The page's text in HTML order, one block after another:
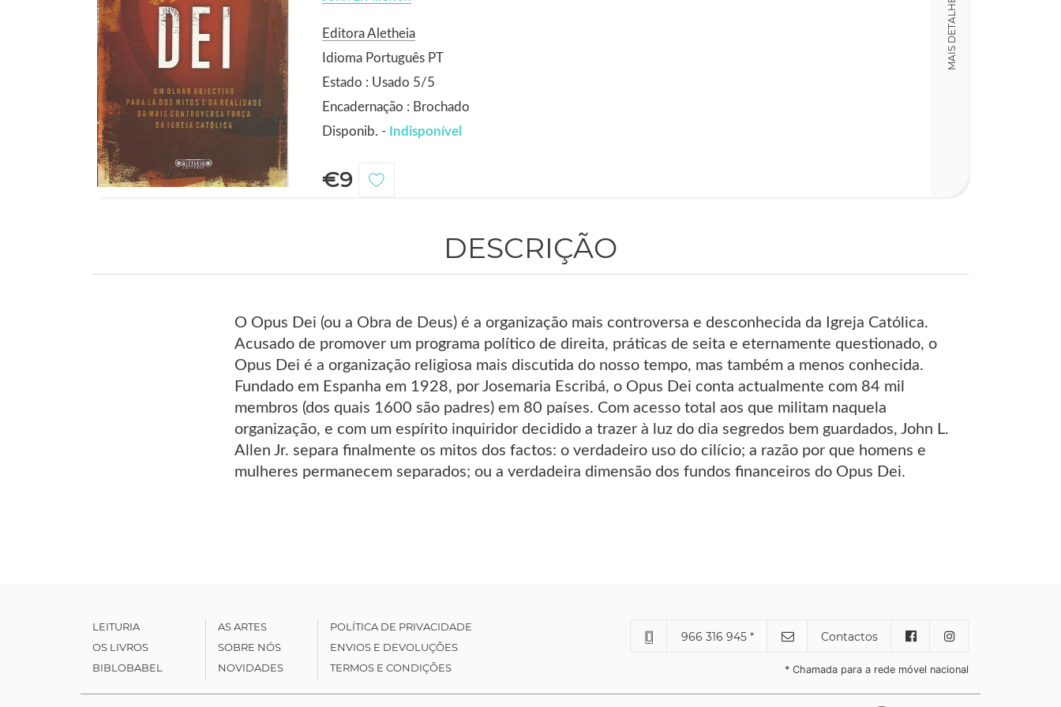
Editora Aletheia
Idioma Português PT
Estado : Usado 5/5
Encadernação : Brochado
Disponib. - Indisponível
€9
MAIS DETALHES
DESCRIÇÃO
O Opus Dei (ou a Obra de Deus) é a organização mais controversa e desconhecida da Igreja Católica.
Acusado de promover um programa político de direita, práticas de seita e eternamente questionado, o
Opus Dei é a organização religiosa mais discutida do nosso tempo, mas também a menos conhecida.
Fundado em Espanha em 1928, por Josemaria Escribá, o Opus Dei conta actualmente com 84 mil
membros (dos quais 1600 são padres) em 80 países. Com acesso total aos que militam naquela
organização, e com um espírito inquiridor decidido a trazer à luz do dia segredos bem guardados, John L.
Allen Jr. separa finalmente os mitos dos factos: o verdadeiro uso do cilício; a razão por que homens e
mulheres permanecem separados; ou a verdadeira dimensão dos fundos financeiros do Opus Dei.
LEITURIA
OS LIVROS
BIBLOBABEL
AS ARTES
SOBRE NÓS
NOVIDADES
POLÍTICA DE PRIVACIDADE
ENVIOS E DEVOLUÇÕES
TERMOS E CONDIÇÕES
966 316 945 * Contactos
* Chamada para a rede móvel nacional